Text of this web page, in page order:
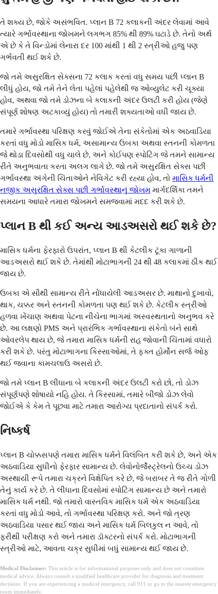
તે શક્ય છે, જોકે અસંભવિત. પ્લાન B 72 કલાકની અંદર લેવામાં આવે
ત્યારે ગર્ભાવસ્થાના જોખમને લગભગ 85% થી 89% ઘટાડે છે. તેનો અર્થ
એ છે કે તે વિન્ડોમાં લેનારા દર 100 માંથી 1 થી 2 સ્ત્રીઓ હજુ પણ
ગર્ભવતી થઈ શકે છે.
જો તમે અસુરક્ષિત સેક્સના 72 કલાક કરતાં વધુ સમય પછી પ્લાન B
લીધું હોય, જો તમે તેને લેતા પહેલાં પહેલેથી જ ઓવ્યુલેટ કરી ચૂક્યા
હોવ, અથવા જો તમે ડોઝના બે કલાકની અંદર ઉલટી કરી હોય (જેણે
સંપૂર્ણ શોષણ અટકાવ્યું હોય) તો તમારી શક્યતાઓ વધી જાય છે.
તમારે ગર્ભાવસ્થા પરિક્ષણ કરવું જોઈએ તેના સંકેતોમાં એક અઠવાડિયા
કરતાં વધુ મોડો માસિક ધર્મ, અસામાન્ય ઉબકા અથવા સ્તનની કોમળતા
જે થોડા દિવસોથી વધુ ચાલે છે, અને કોઈપણ સ્પોટિંગ જે તમને સામાન્ય
રીતે અનુભવાતા કરતા અલગ લાગે છે. જો તમે અસુરક્ષિત સેક્સ પછી
ગર્ભાવસ્થા અંગેની ચિંતાઓને નેવિગેટ કરી રહ્યા હોવ, તો માસિક ધર્મની
નજીક અસુરક્ષિત સેક્સ પછી ગર્ભાવસ્થાનું જોખમ માર્ગદર્શિકા તમને
સમયના આધારે તમારા જોખમને સમજવામાં મદદ કરી શકે છે.
પ્લાન B થી કઈ અન્ય આડઅસરો થઈ શકે છે?
માસિક ધર્મના ફેરફારો ઉપરાંત, પ્લાન B થી કેટલીક ટૂંકા ગાળાની
આડઅસરો થઈ શકે છે. તેમાંથી મોટાભાગની 24 થી 48 કલાકમાં ઠીક થઈ
જાય છે.
ઉબકા એ સૌથી સામાન્ય રીતે નોંધાયેલી આડઅસર છે. માથાનો દુખાવો,
થાક, ચક્કર અને સ્તનની કોમળતા પણ થઈ શકે છે. કેટલીક સ્ત્રીઓ
હળવા ખેંચાણ અથવા પેટના નીચેના ભાગમાં અસ્વસ્થતાનો અનુભવ કરે
છે. આ લક્ષણો PMS અને પ્રારંભિક ગર્ભાવસ્થાના સંકેતો બંને સાથે
ઓવરલેપ થાય છે, જે તમારા માસિક ધર્મની રાહ જોવાની ચિંતામાં વધારો
કરી શકે છે. પરંતુ મોટાભાગના કિસ્સાઓમાં, તે ફક્ત હોર્મોન સર્જ ઓફ
થઈ જવાના કામચલાઉ અસરો છે.
જો તમે પ્લાન B લીધાના બે કલાકની અંદર ઉલટી કરો છો, તો ડોઝ
સંપૂર્ણપણે શોષાયો નહિ હોય. તે કિસ્સામાં, તમારે બીજો ડોઝ લેવો
જોઈએ કે કેમ તે પૂછવા માટે તમારા આરોગ્ય પ્રદાતાનો સંપર્ક કરો.
નિષ્કર્ષ
પ્લાન B ચોક્કસપણે તમારા માસિક ધર્મને વિલંબિત કરી શકે છે, અને એક
અઠવાડિયા સુધીનો ફેરફાર સામાન્ય છે. લેવોનોર્જેસ્ટ્રેલનો ઉચ્ચ ડોઝ
અસ્થાયી રૂપે તમારા ચક્રને વિક્ષેપિત કરે છે, જે બરાબર તે જ રીતે ગોળી
તેનું કાર્ય કરે છે. તે લીધાના દિવસોમાં સ્પોટિંગ સામાન્ય છે અને તમારો
માસિક ધર્મ નથી. જો તમારો વાસ્તવિક માસિક ધર્મ એક અઠવાડિયા
કરતાં વધુ મોડો આવે, તો ગર્ભાવસ્થા પરિક્ષણ કરો. અને જો ત્રણ
અઠવાડિયા પસાર થઈ જાય અને માસિક ધર્મ બિલકુલ ન આવે, તો
ફરીથી પરીક્ષણ કરો અને તમારા ડૉક્ટરનો સંપર્ક કરો. મોટાભાગની
સ્ત્રીઓ માટે, આવતા ચક્ર સુધીમાં બધું સામાન્ય થઈ જાય છે.
Medical Disclaimer: This article is for informational purposes only and does not constitute
medical advice. Always consult a qualified healthcare provider for diagnosis and treatment
decisions. If you are experiencing a medical emergency, call 911 or go to the nearest emergency
room immediately.